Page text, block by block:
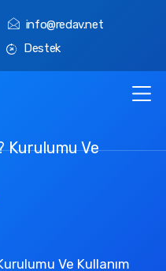
info@redav.net
Destek
Kurulumu Ve
Ve Kullanım